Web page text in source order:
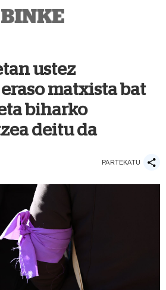
ustez
matxista bat
biharko
deitu da
PARTEKATU